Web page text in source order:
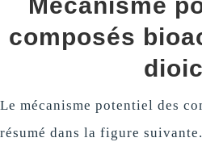
Mécanisme
composés
Le mécanisme potentiel des
résumé dans la figure suivante.